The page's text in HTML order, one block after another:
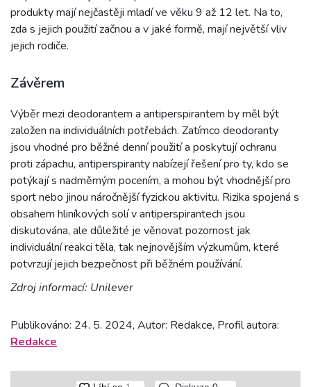
produkty mají nejčastěji mladí ve věku 9 až 12 let. Na to,
zda s jejich použití začnou a v jaké formě, mají největší vliv
jejich rodiče.
Závěrem
Výběr mezi deodorantem a antiperspirantem by měl být
založen na individuálních potřebách. Zatímco deodoranty
jsou vhodné pro běžné denní použití a poskytují ochranu
proti zápachu, antiperspiranty nabízejí řešení pro ty, kdo se
potýkají s nadměrným pocením, a mohou být vhodnější pro
sport nebo jinou náročnější fyzickou aktivitu. Rizika spojená s
obsahem hliníkových solí v antiperspirantech jsou
diskutována, ale důležité je věnovat pozornost jak
individuální reakci těla, tak nejnovějším výzkumům, které
potvrzují jejich bezpečnost při běžném používání.
Zdroj informací: Unilever
Publikováno: 24. 5. 2024, Autor: Redakce, Profil autora:
Redakce